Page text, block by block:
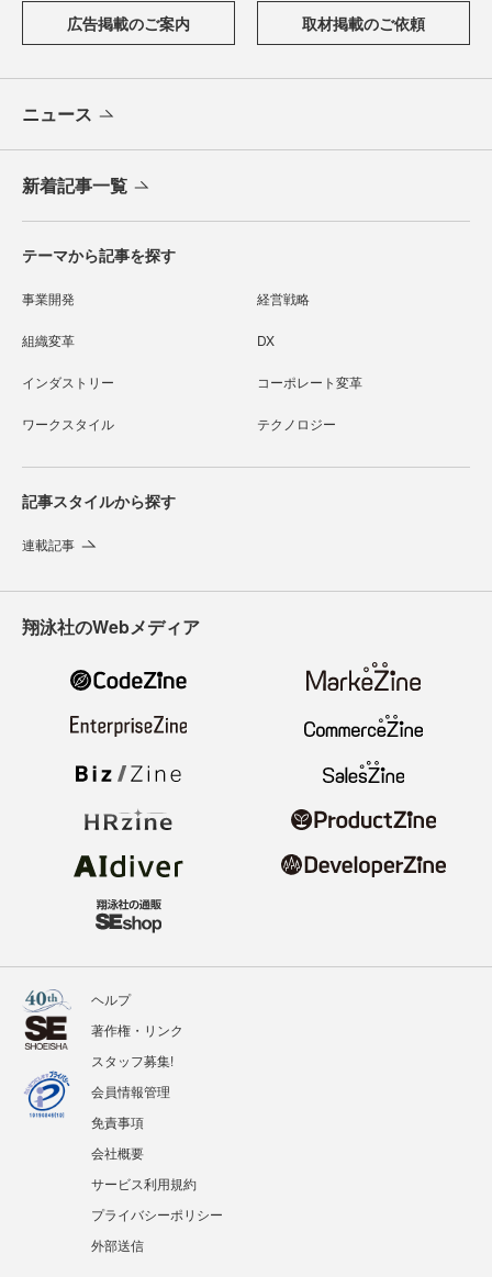
広告掲載のご案内 取材掲載のご依頼
ニュース
新着記事一覧
テーマから記事を探す
事業開発 経営戦略
組織変革 DX
インダストリー コーポレート変革
ワークスタイル テクノロジー
記事スタイルから探す
連載記事
翔泳社のWebメディア
ヘルプ
著作権・リンク
スタッフ募集!
会員情報管理
免責事項
会社概要
サービス利用規約
プライバシーポリシー
外部送信